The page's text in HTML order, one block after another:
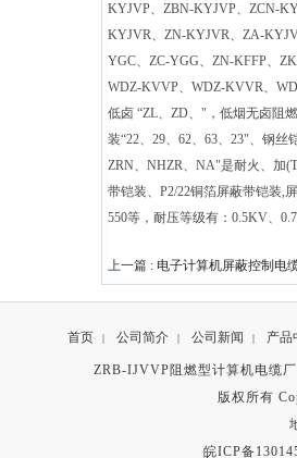
KYJVP、ZBN-KYJVP、ZCN-
KYJVR、ZN-KYJVR、ZA-
YGC、ZC-YGG、ZN-KFFP、
WDZ-KVVP、WDZ-KVVR、
低卤 “ZL、ZD、"，低烟无卤阻
装“22、29、62、63、23"、钢
ZRN、NHZR、NA"是耐火、加
带铠装、P2/22铜箔屏蔽带铠装,
550等，耐压等级有：0.5KV、
上一篇 : 电子计算机屏蔽控制电
首页 | 公司简介 | 公司新闻 | 产品
ZRB-IJVVP阻燃型计算机电缆
版权所有
皖ICP备